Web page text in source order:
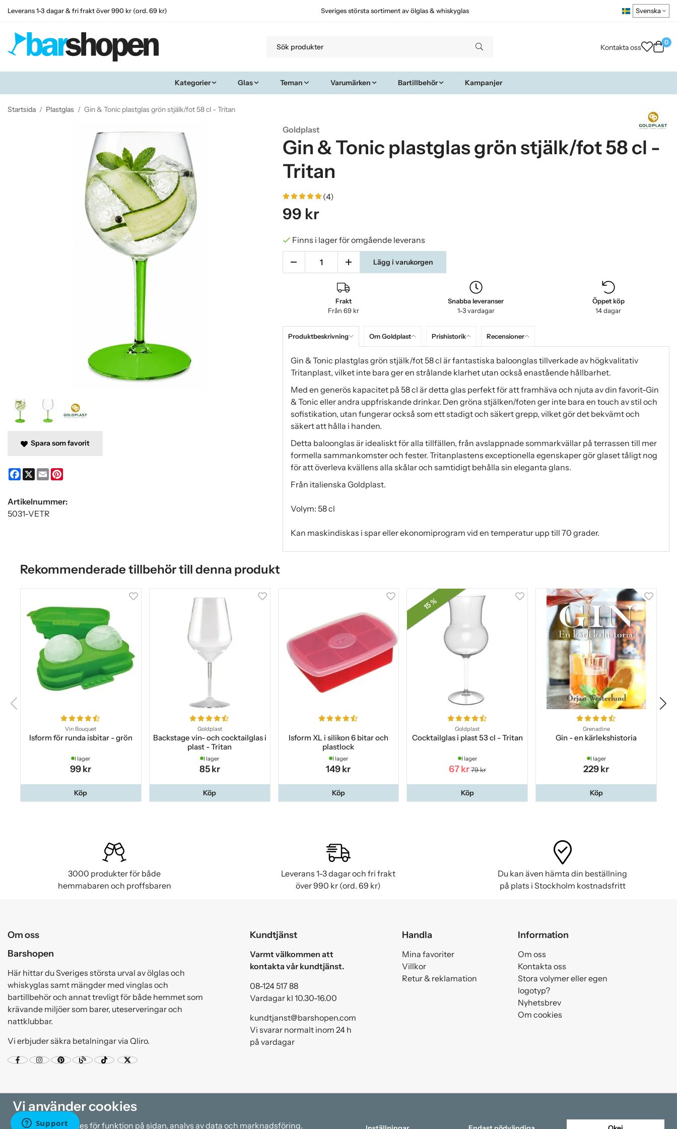
Leverans 1-3 dagar & fri frakt över 990 kr (ord. 69 kr) Sveriges största sortiment av ölglas & whiskyglas
Kontakta oss
0
Kategorier Glas Teman Varumärken Bartillbehör Kampanjer
Startsida / Plastglas / Gin & Tonic plastglas grön stjälk/fot 58 cl - Tritan
Goldplast
Gin & Tonic plastglas grön stjälk/fot 58 cl -
Tritan
(4)
99 kr
Finns i lager för omgående leverans
Lägg i varukorgen
Frakt
Från 69 kr
Snabba leveranser
1-3 vardagar
Öppet köp
14 dagar
Produktbeskrivning Om Goldplast Prishistorik Recensioner
Gin & Tonic plastglas grön stjälk/fot 58 cl är fantastiska baloonglas tillverkade av högkvalitativ
Tritanplast, vilket inte bara ger en strålande klarhet utan också enastående hållbarhet.
Med en generös kapacitet på 58 cl är detta glas perfekt för att framhäva och njuta av din favorit-Gin
& Tonic eller andra uppfriskande drinkar. Den gröna stjälken/foten ger inte bara en touch av stil och
sofistikation, utan fungerar också som ett stadigt och säkert grepp, vilket gör det bekvämt och
säkert att hålla i handen.
Detta baloonglas är idealiskt för alla tillfällen, från avslappnade sommarkvällar på terrassen till mer
formella sammankomster och fester. Tritanplastens exceptionella egenskaper gör glaset tåligt nog
för att överleva kvällens alla skålar och samtidigt behålla sin eleganta glans.
Från italienska Goldplast.
Volym: 58 cl
Kan maskindiskas i spar eller ekonomiprogram vid en temperatur upp till 70 grader.
Spara som favorit
Facebook
X Email
Artikelnummer:
5031-VETR
Rekommenderade tillbehör till denna produkt
Vin Bouquet
Isform för runda isbitar - grön
I lager
99 kr
Köp
Goldplast
Backstage vin- och cocktailglas i
plast - Tritan
I lager
85 kr
Köp
Isform XL i silikon 6 bitar och
plastlock
I lager
149 kr
Köp
15 %
Goldplast
Cocktailglas i plast 53 cl - Tritan
I lager
67 kr 79 kr
Köp
Grenadine
Gin - en kärlekshistoria
I lager
229 kr
Köp
3000 produkter för både
hemmabaren och proffsbaren
Leverans 1-3 dagar och fri frakt
över 990 kr (ord. 69 kr)
Du kan även hämta din beställning
på plats i Stockholm kostnadsfritt
Om oss
Barshopen
Här hittar du Sveriges största urval av ölglas och
whiskyglas samt mängder med vinglas och
bartillbehör och annat trevligt för både hemmet som
krävande miljöer som barer, uteserveringar och
nattklubbar.
Vi erbjuder säkra betalningar via Qliro.
Kundtjänst
Varmt välkommen att
kontakta vår kundtjänst.
08-124 517 88
Vardagar kl 10.30-16.00
kundtjanst@barshopen.com
Vi svarar normalt inom 24 h
på vardagar
Handla
Mina favoriter
Villkor
Retur & reklamation
Information
Om oss
Kontakta oss
Stora volymer eller egen
logotyp?
Nyhetsbrev
Om cookies
Vi använder cookies
Vi använder cookies för funktion på sidan, analys av data och marknadsföring.